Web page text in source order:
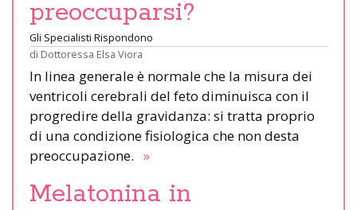
preoccuparsi?
Gli Specialisti Rispondono
di Dottoressa Elsa Viora
In linea generale è normale che la misura dei
ventricoli cerebrali del feto diminuisca con il
progredire della gravidanza: si tratta proprio
di una condizione fisiologica che non desta
preoccupazione. »
Melatonina in